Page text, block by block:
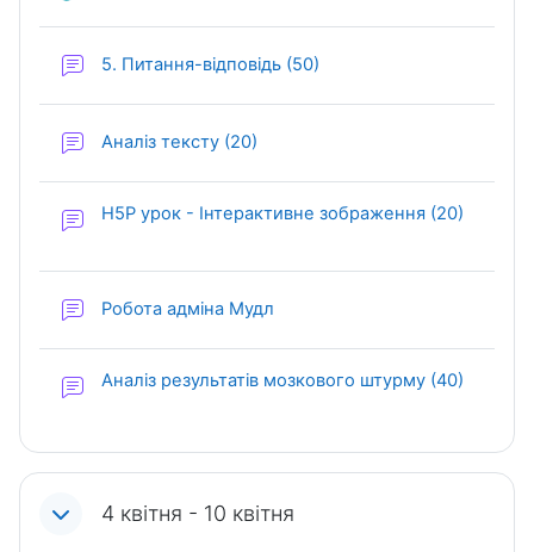
5. Питання-відповідь (50)
Аналіз тексту (20)
H5P урок - Інтерактивне зображення (20)
Робота адміна Мудл
Аналіз результатів мозкового штурму (40)
4 квітня - 10 квітня